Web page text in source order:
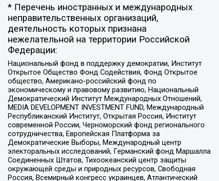
* Перечень иностранных и международных
неправительственных организаций,
деятельность которых признана
нежелательной на территории Российской
Федерации:
Национальный фонд в поддержку демократии, Институт
Открытое Общество Фонд Содействия, Фонд Открытое
общество, Американо-российский фонд по
экономическому и правовому развитию, Национальный
Демократический Институт Международных Отношений,
MEDIA DEVELOPMENT INVESTMENT FUND, Международный
Республиканский Институт, Открытая Россия, Институт
современной России, Черноморский фонд регионального
сотрудничества, Европейская Платформа за
Демократические Выборы, Международный центр
электоральных исследований, Германский фонд Маршалла
Соединенных Штатов, Тихоокеанский центр защиты
окружающей среды и природных ресурсов, Свободная
Россия, Всемирный конгресс украинцев, Атлантический